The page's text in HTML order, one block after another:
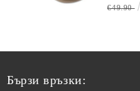
€49.90
Бързи връзки: